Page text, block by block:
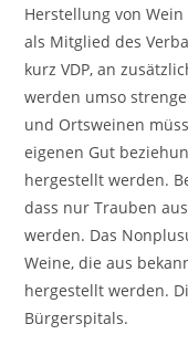
Herstellung von
als Mitglied des
kurz VDP, an
werden umso
und Ortsweinen
eigenen Gut
hergestellt werden.
dass nur Trauben
werden. Das
Weine, die aus
hergestellt werden.
Bürgerspitals.